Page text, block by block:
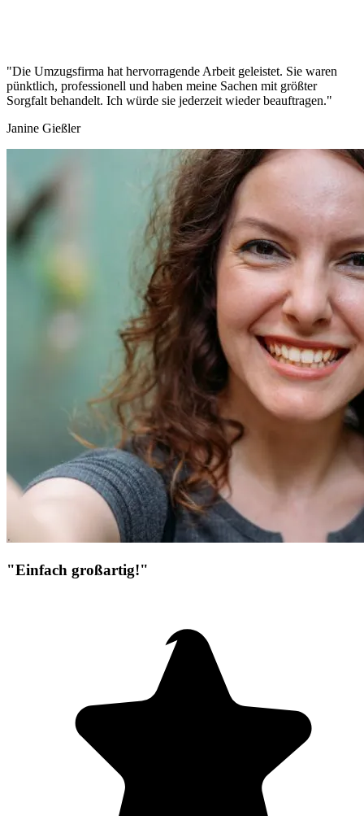
"Die Umzugsfirma hat hervorragende Arbeit geleistet. Sie waren
pünktlich, professionell und haben meine Sachen mit größter
Sorgfalt behandelt. Ich würde sie jederzeit wieder beauftragen."
Janine Gießler
"Einfach großartig!"